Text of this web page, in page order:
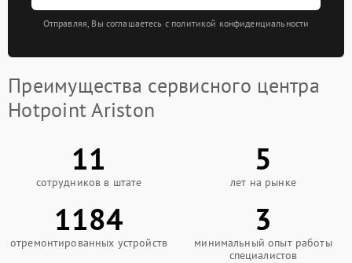
Отправляя, Вы соглашаетесь с политикой конфиденциальности
Преимущества сервисного центра
Hotpoint Ariston
11
сотрудников в штате
5
лет на рынке
1184
отремонтированных устройств
3
минимальный опыт работы
специалистов